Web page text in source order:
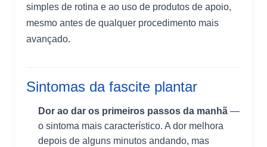
simples de rotina e ao uso de produtos de apoio,
mesmo antes de qualquer procedimento mais
avançado.
Sintomas da fascite plantar
Dor ao dar os primeiros passos da manhã —
o sintoma mais característico. A dor melhora
depois de alguns minutos andando, mas